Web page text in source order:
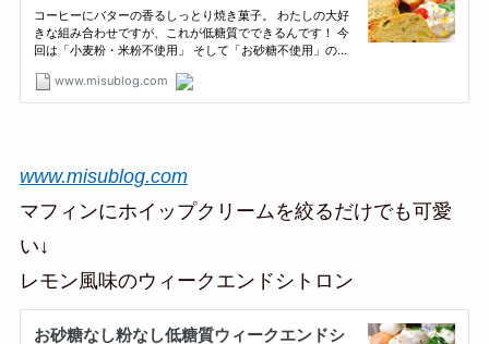
www.misublog.com
マフィンにホイップクリームを絞るだけでも可愛
い↓
レモン風味のウィークエンドシトロン